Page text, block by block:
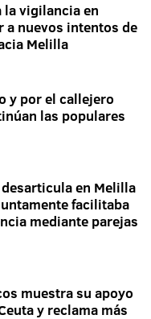
la vigilancia en
a nuevos intentos de
Melilla
y por el callejero
las populares
en Melilla
facilitaba
mediante parejas
muestra su apoyo
y reclama más